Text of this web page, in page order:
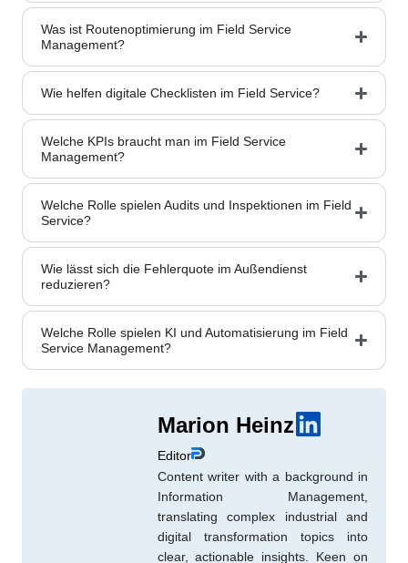
Was ist Routenoptimierung im Field Service
Management?
Wie helfen digitale Checklisten im Field Service?
Welche KPIs braucht man im Field Service
Management?
Welche Rolle spielen Audits und Inspektionen im Field
Service?
Wie lässt sich die Fehlerquote im Außendienst
reduzieren?
Welche Rolle spielen KI und Automatisierung im Field
Service Management?
Marion Heinz
Editor
Content writer with a background in
Information Management,
translating complex industrial and
digital transformation topics into
clear, actionable insights. Keen on